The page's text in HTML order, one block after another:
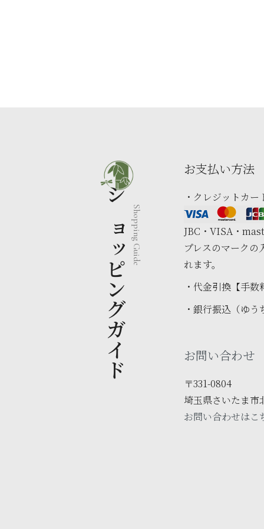
ショッピングガイドShopping Guide
お支払い方法
・クレジットカー
JBC・VISA・
プレスのマークの
れます。
・代金引換【手
・銀行振込（ゆ
お問い合わせ
〒331-0804
埼玉県さいたま市
お問い合わせはこ